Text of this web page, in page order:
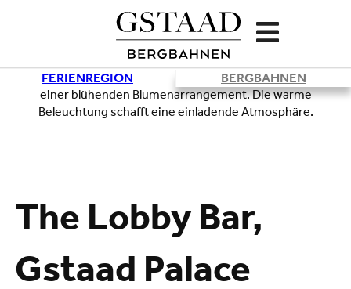
FERIENREGION BERGBAHNEN
The Lobby Bar,
Gstaad Palace